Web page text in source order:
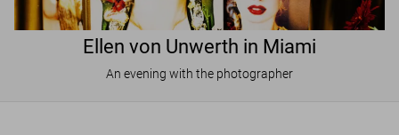
Ellen von Unwerth in Miami
An evening with the photographer